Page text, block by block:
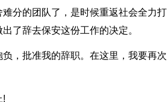
分的团队了，是时候重返社会全力打
了辞去保安这份工作的决定。
，批准我的辞职。在这里，我要再次
!